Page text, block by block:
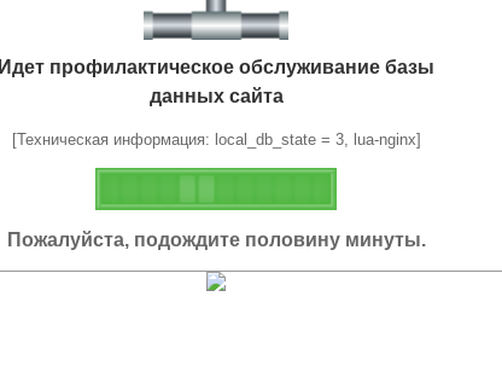
Идет профилактическое обслуживание базы
данных сайта
[Техническая информация: local_db_state = 3, lua-nginx]
Пожалуйста, подождите половину минуты.